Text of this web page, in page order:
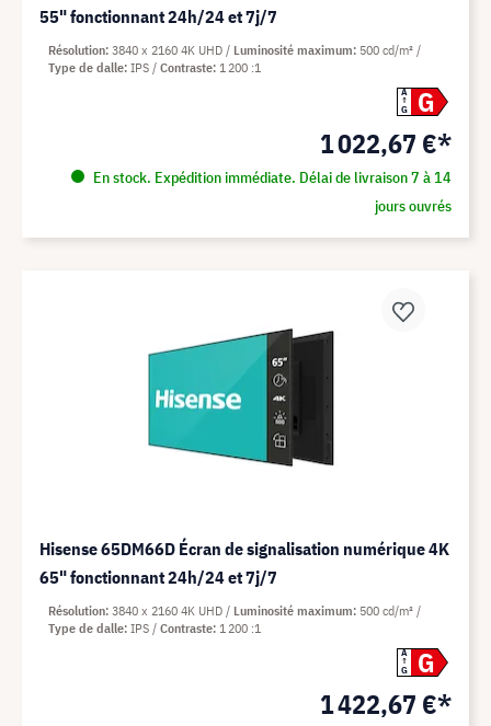
55" fonctionnant 24h/24 et 7j/7
A
G
G
1 022,67 €*
En stock. Expédition immédiate. Délai de livraison 7 à 14
jours ouvrés
Résolution 3840 x 2160 4K UHD Luminosité maximum 500 cd/m²
Type de dalle IPS Contraste 1 200 :1
Hisense 65DM66D Écran de signalisation numérique 4K
65" fonctionnant 24h/24 et 7j/7
A
G
G
1 422,67 €*
Résolution 3840 x 2160 4K UHD Luminosité maximum 500 cd/m²
Type de dalle IPS Contraste 1 200 :1